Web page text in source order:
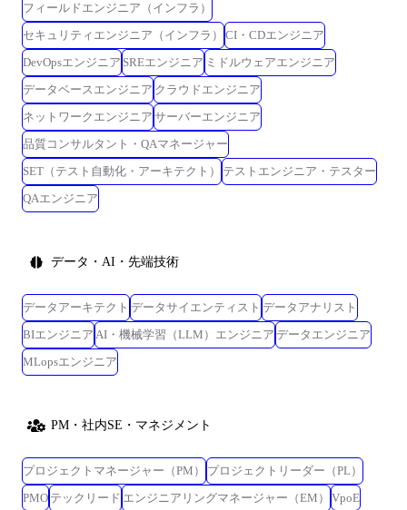
フィールドエンジニア（インフラ）
セキュリティエンジニア（インフラ）
CI・CDエンジニア
DevOpsエンジニア SREエンジニア ミドルウェアエンジニア
データベースエンジニア クラウドエンジニア
ネットワークエンジニア サーバーエンジニア
品質コンサルタント・QAマネージャー
SET（テスト自動化・アーキテクト）
テストエンジニア・テスター
QAエンジニア
データ・AI・先端技術
データアーキテクト データサイエンティスト データアナリスト
BIエンジニア AI・機械学習（LLM）エンジニア データエンジニア
MLopsエンジニア
PM・社内SE・マネジメント
プロジェクトマネージャー（PM）
プロジェクトリーダー（PL）
PMO テックリード エンジニアリングマネージャー（EM）
VpoE